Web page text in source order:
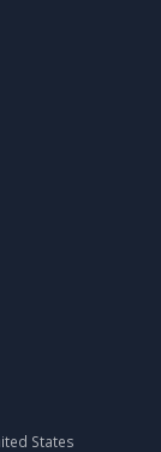
States